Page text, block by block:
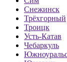
Снежинск
Трёхгорный
Троицк
Усть-Катав
Чебаркуль